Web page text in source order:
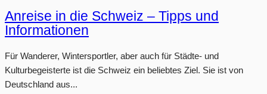
Anreise in die Schweiz – Tipps und
Informationen
Für Wanderer, Wintersportler, aber auch für Städte- und
Kulturbegeisterte ist die Schweiz ein beliebtes Ziel. Sie ist von
Deutschland aus...